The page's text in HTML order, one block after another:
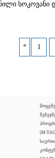
სოკოვანი
« 1
(M-